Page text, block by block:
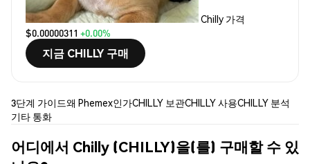
Chilly 가격
$0.00000311 +0.00%
지금 CHILLY 구매
3단계 가이드왜 Phemex인가CHILLY 보관CHILLY 사용CHILLY 분석
기타 통화
어디에서 Chilly (CHILLY)을(를) 구매할 수 있